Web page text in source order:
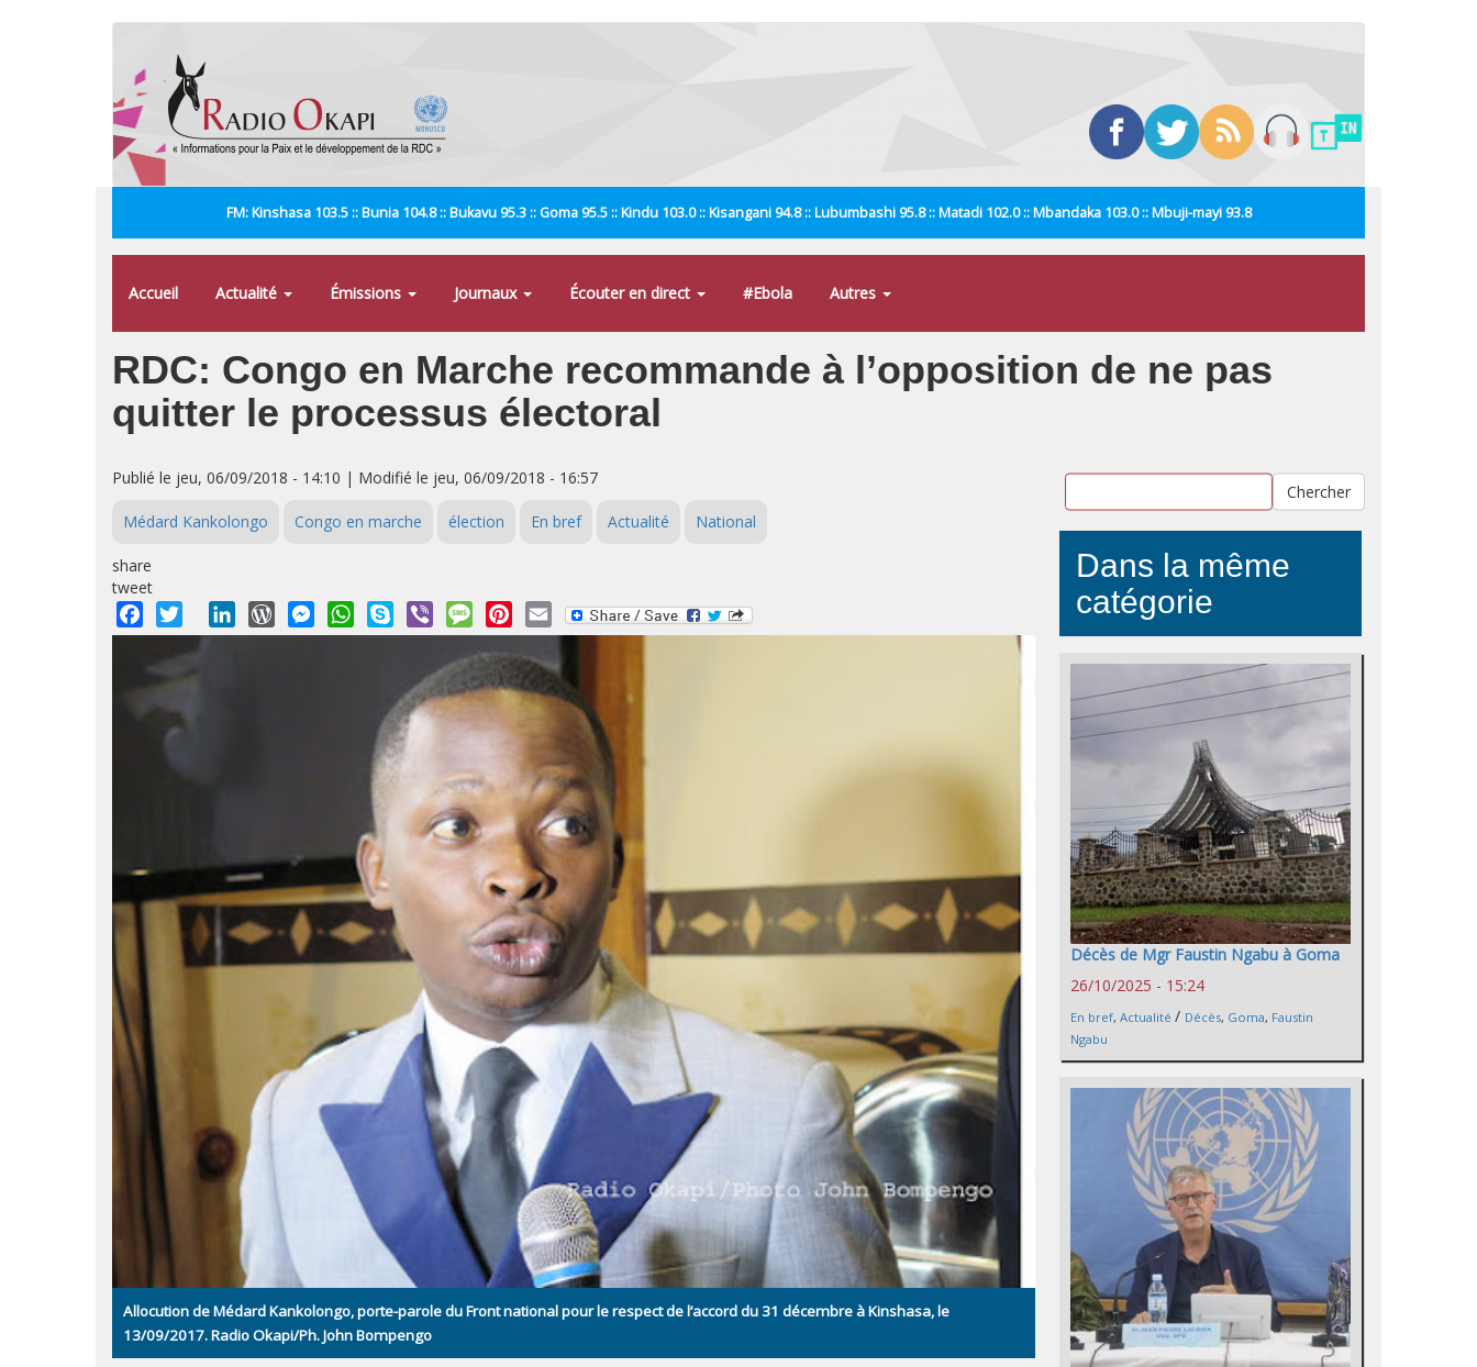
FM: Kinshasa 103.5 :: Bunia 104.8 :: Bukavu 95.3 :: Goma 95.5 :: Kindu 103.0 :: Kisangani 94.8 :: Lubumbashi 95.8 :: Matadi 102.0 :: Mbandaka 103.0 :: Mbuji-mayi 93.8
Accueil Actualité Émissions Journaux Écouter en direct #Ebola Autres
RDC: Congo en Marche recommande à l’opposition de ne pas
quitter le processus électoral
Publié le jeu, 06/09/2018 - 14:10 | Modifié le jeu, 06/09/2018 - 16:57
Médard Kankolongo Congo en marche élection En bref Actualité National
share
tweet
Facebook
Twitter LinkedInWordPressMessengerWhatsApp
Skype Viber MessagePinterest
Email
Allocution de Médard Kankolongo, porte-parole du Front national pour le respect de l’accord du 31 décembre à Kinshasa, le
13/09/2017. Radio Okapi/Ph. John Bompengo
Chercher
Dans la même
catégorie
Décès de Mgr Faustin Ngabu à Goma
26/10/2025 - 15:24
En bref, Actualité / Décès, Goma, Faustin
Ngabu